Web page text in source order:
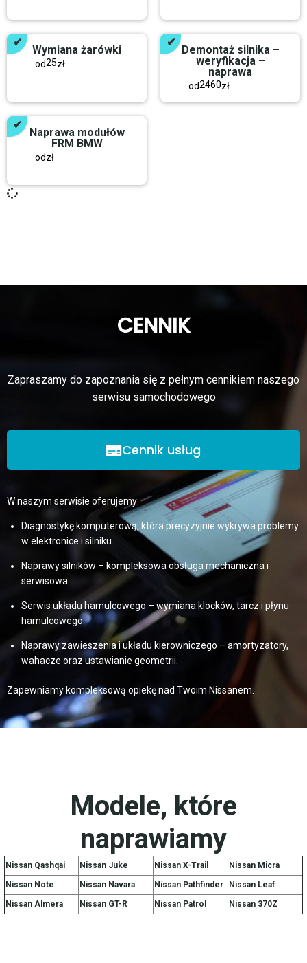
Wymiana żarówki
od25zł
Demontaż silnika –
weryfikacja –
naprawa
od2460zł
Naprawa modułów
FRM BMW
odzł
CENNIK
Zapraszamy do zapoznania się z pełnym cennikiem naszego
serwisu samochodowego
Cennik usług
W naszym serwisie oferujemy:
Diagnostykę komputerową, która precyzyjnie wykrywa problemy
w elektronice i silniku.
Naprawy silników – kompleksowa obsługa mechaniczna i
serwisowa.
Serwis układu hamulcowego – wymiana klocków, tarcz i płynu
hamulcowego.
Naprawy zawieszenia i układu kierowniczego – amortyzatory,
wahacze oraz ustawianie geometrii.
Zapewniamy kompleksową opiekę nad Twoim Nissanem.
Modele, które
naprawiamy
Nissan Qashqai Nissan Juke Nissan X-Trail
Nissan Micra
Nissan Note
Nissan Navara Nissan Pathfinder
Nissan Leaf
Nissan Almera
Nissan GT-R Nissan Patrol Nissan 370Z